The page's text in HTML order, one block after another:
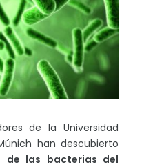
de la Universidad
han descubierto
de las bacterias del